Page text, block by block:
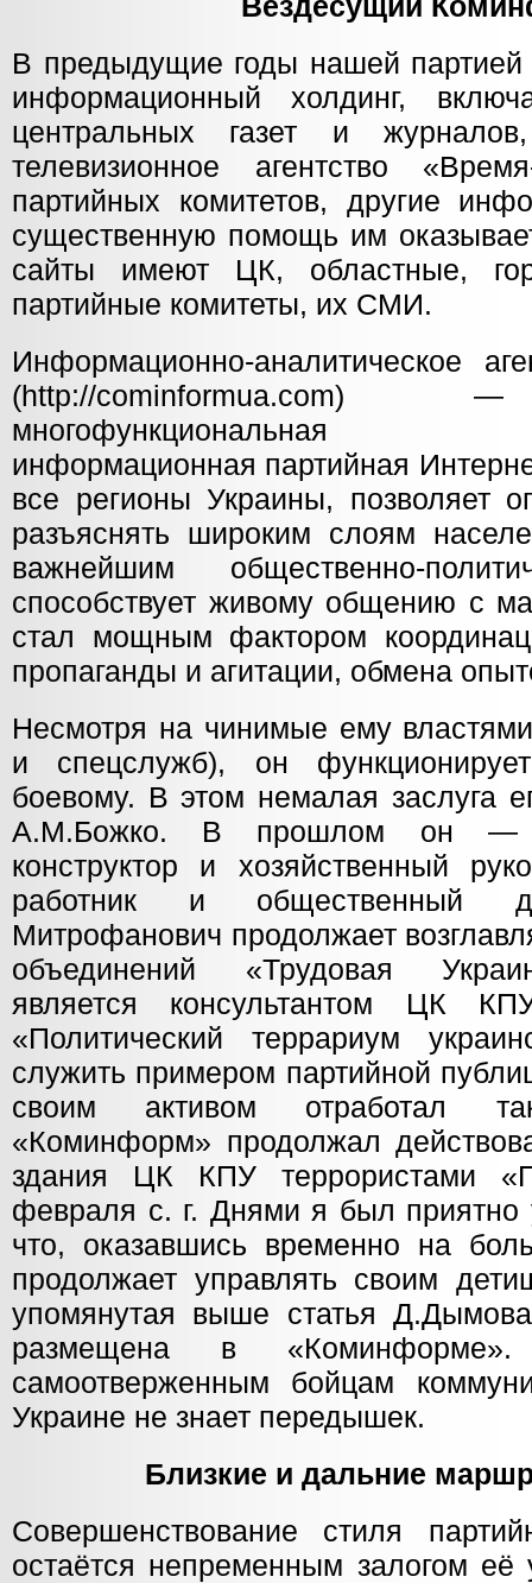
Вездесущий
В предыдущие годы нашей партией
информационный холдинг,
центральных газет и
телевизионное агентство
партийных комитетов, другие
существенную помощь им
сайты имеют ЦК, областные,
партийные комитеты, их СМИ.
Информационно-аналитическое
(http://cominformua.com)
многофункциональная
информационная партийная
все регионы Украины, позволяет
разъяснять широким слоям
важнейшим общественно-
способствует живому общению с
стал мощным фактором
пропаганды и агитации, обмена
Несмотря на чинимые ему
и спецслужб), он
боевому. В этом немалая заслуга
А.М.Божко. В прошлом он —
конструктор и хозяйственный
работник и общественный
Митрофанович продолжает
объединений «Трудовая
является консультантом ЦК
«Политический террариум
служить примером партийной
своим активом отработал
«Коминформ» продолжал
здания ЦК КПУ террористами
февраля с. г. Днями я был приятно
что, оказавшись временно на
продолжает управлять своим
упомянутая выше статья
размещена в «Коминформе».
самоотверженным бойцам
Украине не знает передышек.
Близкие и дальние
Совершенствование стиля
остаётся непременным залогом её